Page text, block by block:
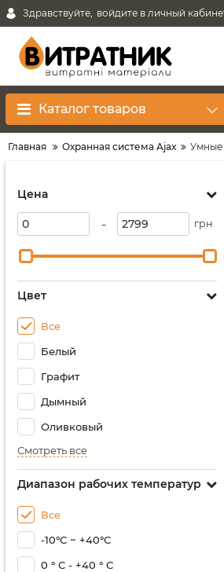
Здравствуйте, войдите в личный
Каталог товаров
Главная Охранная система Ajax Умные
Цена
- грн
Цвет
Все
Белый
Графит
Дымный
Оливковый
Смотреть все
Диапазон рабочих температур
Все
-10°С ~ +40°С
0 ° C - +40 ° C